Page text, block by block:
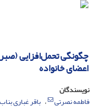
چگونگی تحمل‌افزایی
اعضای خانواده
نویسندگان
فاطمه نصرتی
باقر غباری بناب